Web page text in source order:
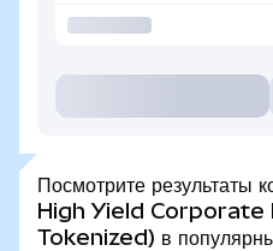
Посмотрите результаты
High Yield Corporate
Tokenized) в